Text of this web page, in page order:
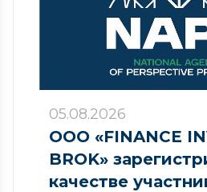
05.08.2026
ООО «FINANCE
BROK»
качестве